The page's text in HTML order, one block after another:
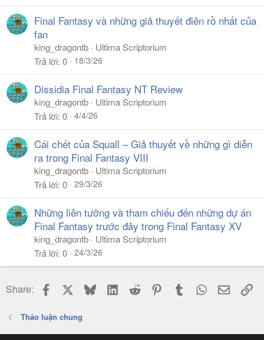
Final Fantasy và những giả thuyết điên rồ nhất của
fan
king_dragontb
Ultima Scriptorium
Trả lời 0 18/3/26
Dissidia Final Fantasy NT Review
king_dragontb
Ultima Scriptorium
Trả lời 0 4/4/26
Cái chết của Squall – Giả thuyết về những gì diễn
ra trong Final Fantasy VIII
king_dragontb
Ultima Scriptorium
Trả lời 0 29/3/26
Những liên tưởng và tham chiếu đến những dự án
Final Fantasy trước đây trong Final Fantasy XV
king_dragontb
Ultima Scriptorium
Trả lời 0 24/3/26
Share: Facebook BlueskyLinkedIn
Reddit PinterestTumblr WhatsApp
Email
Thảo luận chung